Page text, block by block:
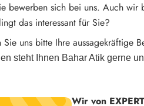
bewerben sich bei uns. Auch wir
das interessant für Sie?
Sie uns bitte Ihre aussagekräftige
steht Ihnen Bahar Atik gerne
Wir von